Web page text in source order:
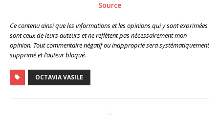
Source
Ce contenu ainsi que les informations et les opinions qui y sont exprimées
sont ceux de leurs auteurs et ne reflètent pas nécessairement mon
opinion. Tout commentaire négatif ou inapproprié sera systématiquement
supprimé et l’auteur bloqué.
OCTAVIA VASILE